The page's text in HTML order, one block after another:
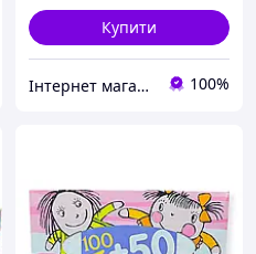
Купити
Інтернет магазин Pamp-Pamp 100%